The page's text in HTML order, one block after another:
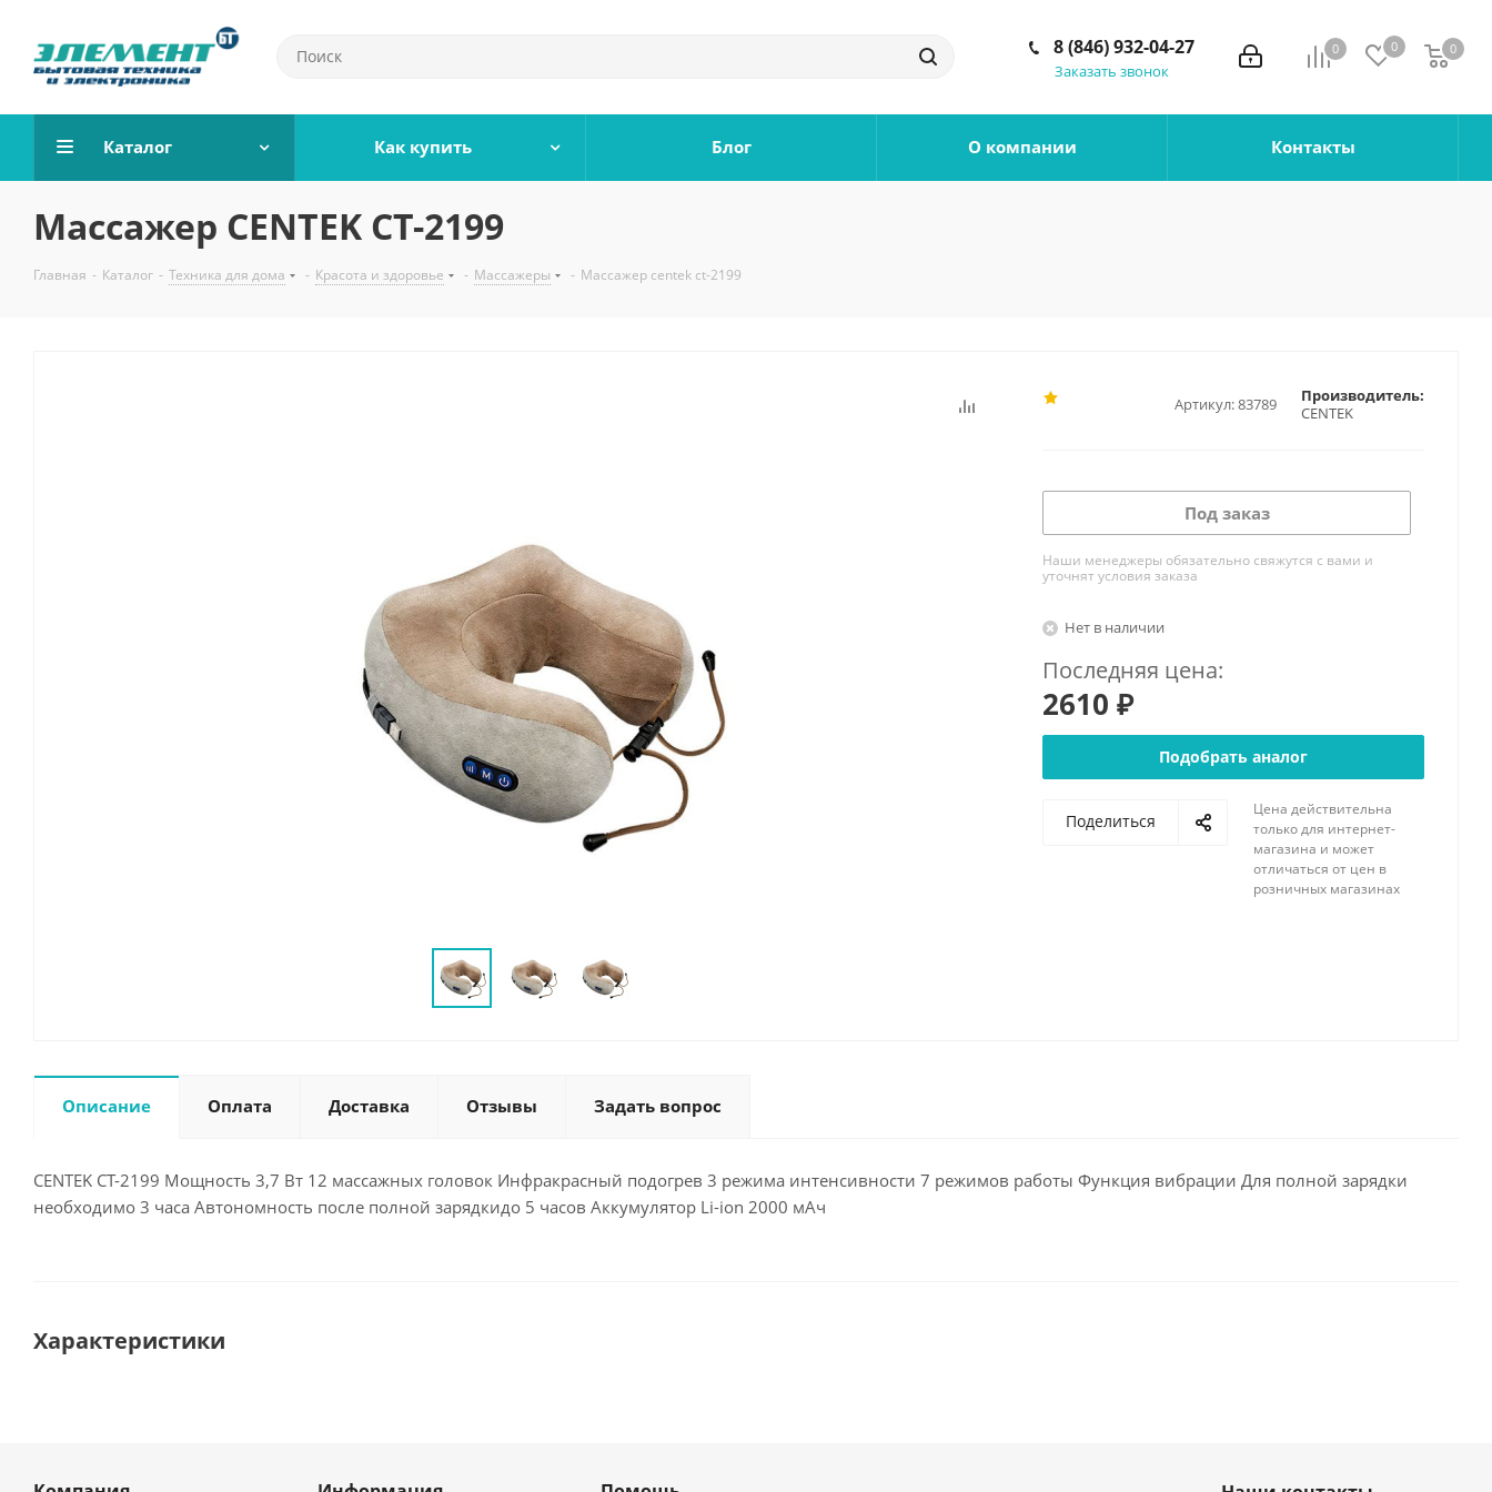
0 0 0
0
8 (846) 932-04-27
Заказать звонок
Каталог Как купить Блог О компании Контакты
Массажер CENTEK CT-2199
Главная - Каталог - Техника для дома - Красота и здоровье - Массажеры - Массажер centek ct-2199
Артикул:83789
Производитель:
CENTEK
Под заказ
Наши менеджеры обязательно свяжутся с вами и
уточнят условия заказа
Нет в наличии
Последняя цена:
2610 ₽
Подобрать аналог
Поделиться
Цена действительна
только для интернет-
магазина и может
отличаться от цен в
розничных магазинах
Описание Оплата Доставка Отзывы Задать вопрос
CENTEK CT-2199 Мощность 3,7 Вт 12 массажных головок Инфракрасный подогрев 3 режима интенсивности 7 режимов работы Функция вибрации Для полной зарядки
необходимо 3 часа Автономность после полной зарядкидо 5 часов Аккумулятор Li-ion 2000 мАч
Характеристики